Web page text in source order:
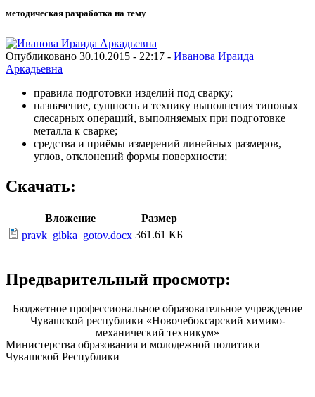
методическая разработка на тему
Опубликовано 30.10.2015 - 22:17 - Иванова Ираида
Аркадьевна
правила подготовки изделий под сварку;
назначение, сущность и технику выполнения типовых
слесарных операций, выполняемых при подготовке
металла к сварке;
средства и приёмы измерений линейных размеров,
углов, отклонений формы поверхности;
Скачать:
Вложение
Размер
pravk_gibka_gotov.docx 361.61 КБ
Предварительный просмотр:
Бюджетное профессиональное образовательное учреждение
Чувашской республики «Новочебоксарский химико-
механический техникум»
Министерства образования и молодежной политики
Чувашской Республики